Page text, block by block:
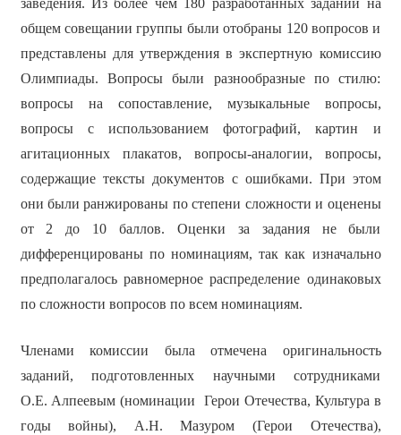
заведения. Из более чем 180 разработанных заданий на
общем совещании группы были отобраны 120 вопросов и
представлены для утверждения в экспертную комиссию
Олимпиады. Вопросы были разнообразные по стилю:
вопросы на сопоставление, музыкальные вопросы,
вопросы с использованием фотографий, картин и
агитационных плакатов, вопросы-аналогии, вопросы,
содержащие тексты документов с ошибками. При этом
они были ранжированы по степени сложности и оценены
от 2 до 10 баллов. Оценки за задания не были
дифференцированы по номинациям, так как изначально
предполагалось равномерное распределение одинаковых
по сложности вопросов по всем номинациям.
Членами комиссии была отмечена оригинальность
заданий, подготовленных научными сотрудниками
О.Е. Алпеевым (номинации Герои Отечества, Культура в
годы войны), А.Н. Мазуром (Герои Отечества),